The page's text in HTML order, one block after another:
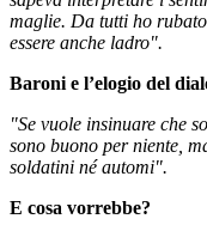
maglie. Da tutti ho
essere anche ladro".
Baroni e l’elogio del
"Se vuole insinuare che
sono buono per niente,
soldatini né automi".
E cosa vorrebbe?